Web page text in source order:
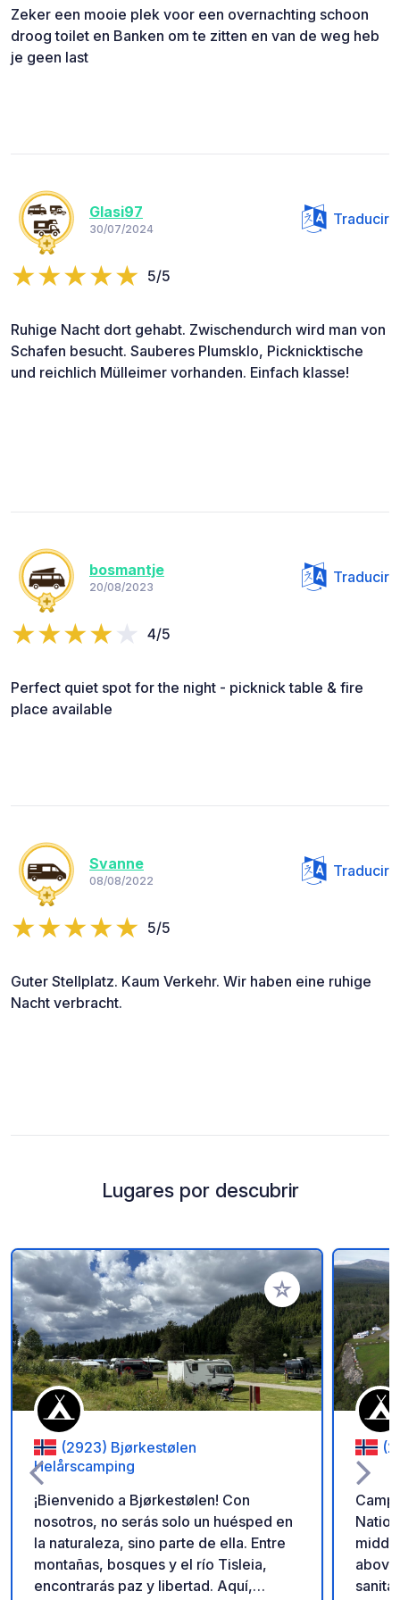
Zeker een mooie plek voor een overnachting schoon
droog toilet en Banken om te zitten en van de weg heb
je geen last
Glasi97
30/07/2024
Traducir
5/5
Ruhige Nacht dort gehabt. Zwischendurch wird man von
Schafen besucht. Sauberes Plumsklo, Picknicktische
und reichlich Mülleimer vorhanden. Einfach klasse!
bosmantje
20/08/2023
Traducir
4/5
Perfect quiet spot for the night - picknick table & fire
place available
Svanne
08/08/2022
Traducir
5/5
Guter Stellplatz. Kaum Verkehr. Wir haben eine ruhige
Nacht verbracht.
Lugares por descubrir
Añadir a tus
(2923) Bjørkestølen
Helårscamping
¡Bienvenido a Bjørkestølen! Con
nosotros, no serás solo un huésped en
la naturaleza, sino parte de ella. Entre
montañas, bosques y el río Tisleia,
encontrarás paz y libertad. Aquí,